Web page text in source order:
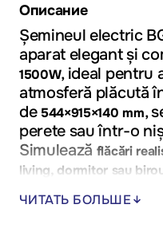
Описание
Șemineul electric
aparat elegant și
1500W, ideal pentru
atmosferă plăcută
de 544×915×140 mm,
perete sau într-o
Simulează flăcări
living, dormitor sau
funcționare.
ЧИТАТЬ БОЛЬШЕ